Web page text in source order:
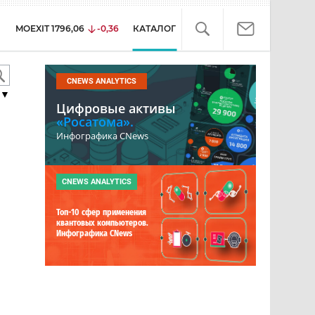
MOEXIT 1796,06 -0,36 КАТАЛОГ
▼
CNEWS ANALYTICS
Цифровые активы
«Росатома».
Инфографика CNews
CNEWS ANALYTICS
Топ-10 сфер применения
квантовых компьютеров.
Инфографика CNews